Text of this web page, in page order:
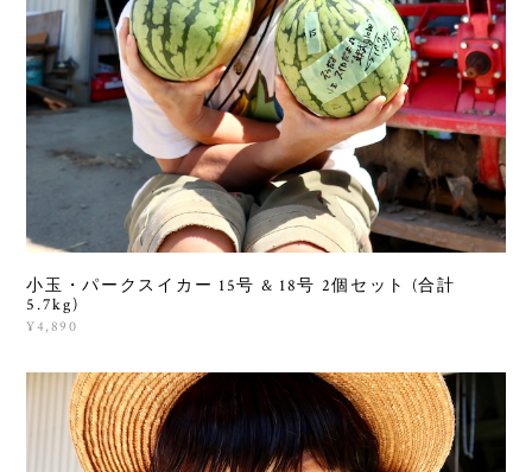
小玉・パークスイカー 15号 & 18号 2個セット (合計
5.7kg)
¥4,890